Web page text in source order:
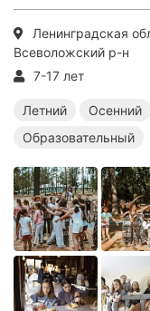
Ленинградская
Всеволожский р-н
7-17 лет
Летний Осенний
Образовательный